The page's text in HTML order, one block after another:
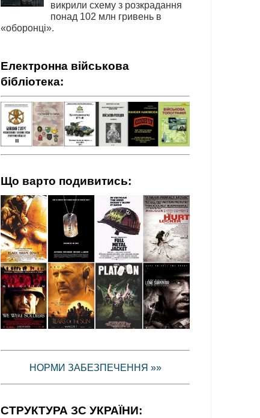
викрили схему з розкрадання
понад 102 млн гривень в
«оборонці».
Електронна військова
бібліотека:
Що варто подивитись:
НОРМИ ЗАБЕЗПЕЧЕННЯ »»
СТРУКТУРА ЗС УКРАЇНИ: